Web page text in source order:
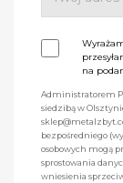
na
Administratorem
siedzibą w
bezpośredniego
osobowych mogą
sprostowania
wniesienia